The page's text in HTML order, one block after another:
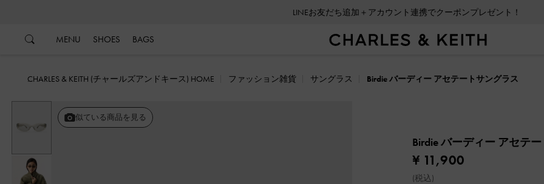
LINEお友だち追加＋アカウント連携でクーポンプレゼント！
MENU SHOES BAGS
CHARLES & KEITH (チャールズアンドキース) HOME ファッション雑貨 サングラス Birdie バーディー アセテートサングラス
似ている商品を見る
Birdie バーディー アセテ
¥ 11,900
(税込)